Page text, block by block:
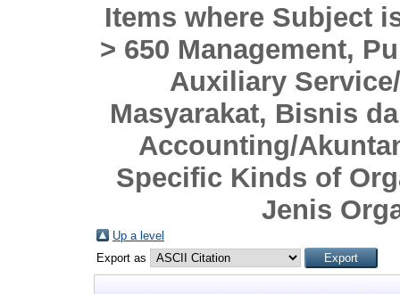
Items where Subject
> 650 Management,
Auxiliary
Masyarakat, Bisnis
Accounting/
Specific Kinds of
Jenis
Up a level
Export as